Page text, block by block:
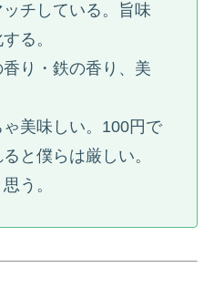
チしている。旨味
る。
香り・鉄の香り、美
ゃ美味しい。100円で
と僕らは厳しい。
う。